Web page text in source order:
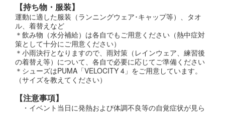
【持ち物・服装】
運動に適した服装（ランニングウェア･キャップ等）、タオ
ル、着替えなど
＊飲み物（水分補給）は各自でもご用意ください（熱中症対
策として十分にご用意ください）
＊小雨決行となりますので、雨対策（レインウェア、練習後
の着替え等）について、各自で必要に応じてご準備ください
＊シューズはPUMA「VELOCITY 4」をご用意しています。
（サイズを教えてください）
【注意事項】
・イベント当日に発熱および体調不良等の自覚症状が見ら